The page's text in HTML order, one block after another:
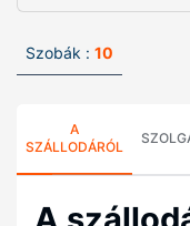
Szobák : 10
A
SZÁLLODÁRÓL